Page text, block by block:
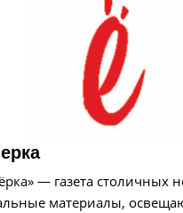
— газета столичных
материалы,